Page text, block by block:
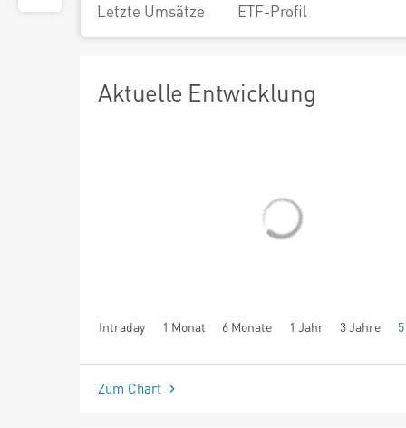
Letzte Umsätze ETF-Profil
Aktuelle Entwicklung
Intraday 1 Monat 6 Monate 1 Jahr 3 Jahre
seit Beginn
Zum Chart